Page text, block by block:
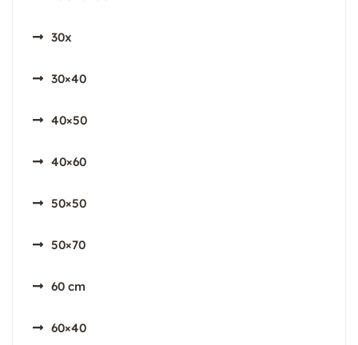
30x
30×40
40×50
40×60
50×50
50×70
60 cm
60×40